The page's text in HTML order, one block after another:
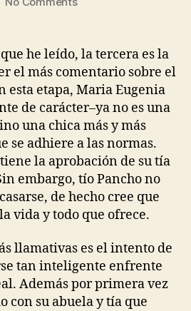
he leído, la tercera es la
el más comentario sobre el
esta etapa, Maria Eugenia
de carácter–ya no es una
una chica más y más
se adhiere a las normas.
la aprobación de su tía
embargo, tío Pancho no
de hecho cree que
vida y todo que ofrece.
llamativas es el intento de
tan inteligente enfrente
Además por primera vez
con su abuela y tía que